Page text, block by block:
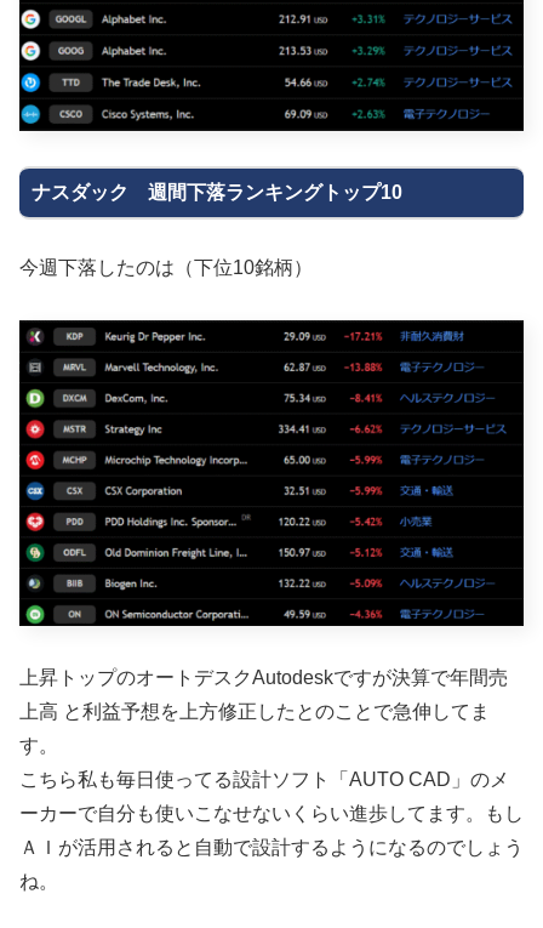
ナスダック 週間下落ランキングトップ10
今週下落したのは（下位10銘柄）
上昇トップのオートデスクAutodeskですが決算で年間売
上高 と利益予想を上方修正したとのことで急伸してま
す。
こちら私も毎日使ってる設計ソフト「AUTO CAD」のメ
ーカーで自分も使いこなせないくらい進歩してます。もし
ＡＩが活用されると自動で設計するようになるのでしょう
ね。